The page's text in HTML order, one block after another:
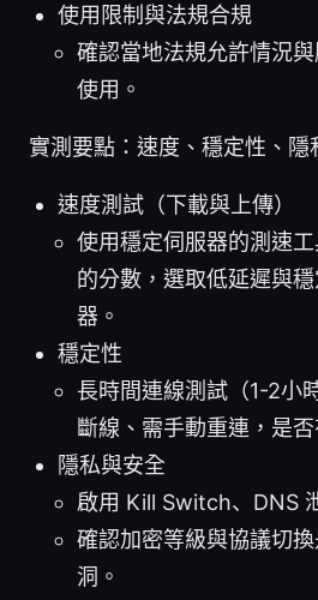
使用限制與法規合規
確認當地法規允許情況
使用。
實測要點：速度、穩定性、隱
速度測試（下載與上傳）
使用穩定伺服器的測速
的分數，選取低延遲與
器。
穩定性
長時間連線測試（1-2小
斷線、需手動重連，是
隱私與安全
啟用 Kill Switch、DNS
確認加密等級與協議切
洞。